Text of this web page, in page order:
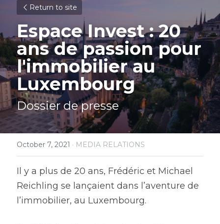
Return to site
Espace Invest : 20
ans de passion pour
l'immobilier au
Luxembourg
Dossier de presse
October 7, 2021 · MEDIA RELATIONS
Il y a plus de 20 ans, Frédéric et Michael
Reichling se lançaient dans l’aventure de
l’immobilier, au Luxembourg.